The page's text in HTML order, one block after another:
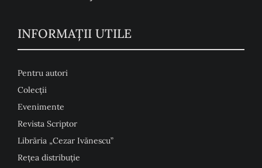
INFORMAŢII UTILE
Pentru autori
Colecţii
Evenimente
Revista Scriptor
Librăria „Cezar Ivănescu”
Rețea distribuție